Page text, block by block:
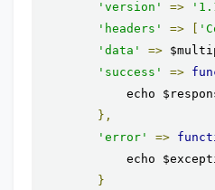
'version'
=>
'headers'
=> [
'data'
=>
'success'
=>
echo
},
'error'
=>
echo
}